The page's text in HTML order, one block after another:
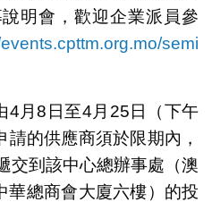
明會，歡迎企業派員參
semi
4月8日至4月25日（下午
的供應商須於限期內，
交到該中心總辦事處（澳
華總商會大廈六樓）的投